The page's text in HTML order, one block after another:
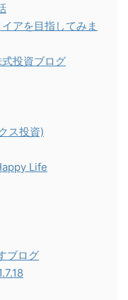
アを目指してみま
投資ブログ
ス投資)
Life
ブログ